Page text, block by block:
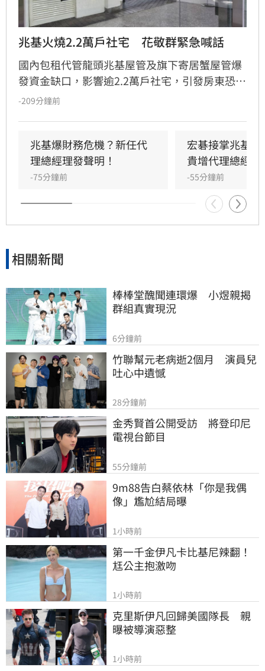
兆基火燒2.2萬戶社宅　花敬群緊急喊話
國內包租代管龍頭兆基屋管及旗下寄居蟹屋管爆
發資金缺口，影響逾2.2萬戶社宅，引發房東恐
慌。國家住都中心董事長花敬群今（10）日召開
協助專區」，協調六都租賃公會協助受影響房東
與房客轉換業者。花敬群呼籲兆基應配合想解約
的屋主，首要目標是確保社宅包租代管業務穩
定，避免民眾權益受損並防範詐騙行為，請相關
當事人密切關注官方公告並填寫需求登記表。
-209分鐘前
兆基爆財務危機？新任代
理總經理發聲明！
-75分鐘前
宏碁接掌兆基2
貴增代理總經理
-55分鐘前
相關新聞
棒棒堂醜聞連環爆　小煜親揭
群組真實現況
6分鐘前
竹聯幫元老病逝2個月　演員兒
吐心中遺憾
28分鐘前
金秀賢首公開受訪　將登印尼
電視台節目
55分鐘前
9m88告白蔡依林「你是我偶
像」尷尬結局曝
1小時前
第一千金伊凡卡比基尼辣翻！
尪公主抱激吻
1小時前
克里斯伊凡回歸美國隊長　親
曝被導演惡整
1小時前